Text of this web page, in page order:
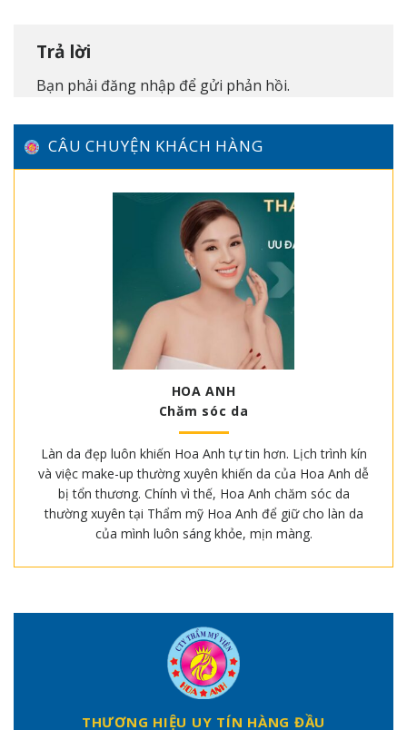
Trả lời
Bạn phải đăng nhập để gửi phản hồi.
CÂU CHUYỆN KHÁCH HÀNG
HOA ANH
Chăm sóc da
Làn da đẹp luôn khiến Hoa Anh tự tin hơn. Lịch trình kín
và việc make-up thường xuyên khiến da của Hoa Anh dễ
bị tổn thương. Chính vì thế, Hoa Anh chăm sóc da
thường xuyên tại Thẩm mỹ Hoa Anh để giữ cho làn da
của mình luôn sáng khỏe, mịn màng.
THƯƠNG HIỆU UY TÍN HÀNG ĐẦU